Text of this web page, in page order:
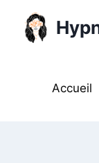
contenu
Accueil